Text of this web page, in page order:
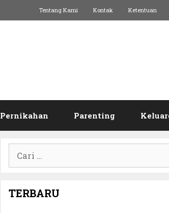
Tentang Kami Kontak Ketentuan
Pernikahan Parenting
untuk:
TERBARU